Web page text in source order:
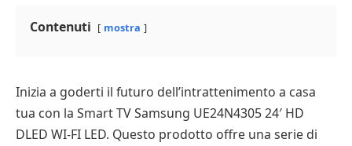
Contenuti mostra
Inizia a goderti il futuro dell’intrattenimento a casa
tua con la Smart TV Samsung UE24N4305 24′ HD
DLED WI-FI LED. Questo prodotto offre una serie di